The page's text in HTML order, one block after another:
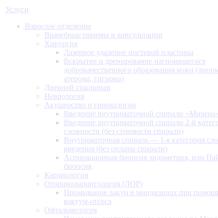
Услуги
Взрослое отделение
Врачебные приемы и консультации
Хирургия
Лазерное удаление ногтевой пластины
Вскрытие и дренирование нагноившегося
доброкачественного образования кожи
атерома, гигрома)
Дневной стационар
Неврология
Акушерство и гинекология
Введение внутриматочной спирали
Введение внутриматочной спирали 2-й
сложности (без стоимости спирали)
Внутриматочная спираль — 1-я категория
введения (без оплаты спирали)
Аспирационная биопсия эндометрия, или
биопсия
Кардиология
Оториноларингология (ЛОР)
Промывание лакун в миндалинах при
вакуум-отсоса
Офтальмология